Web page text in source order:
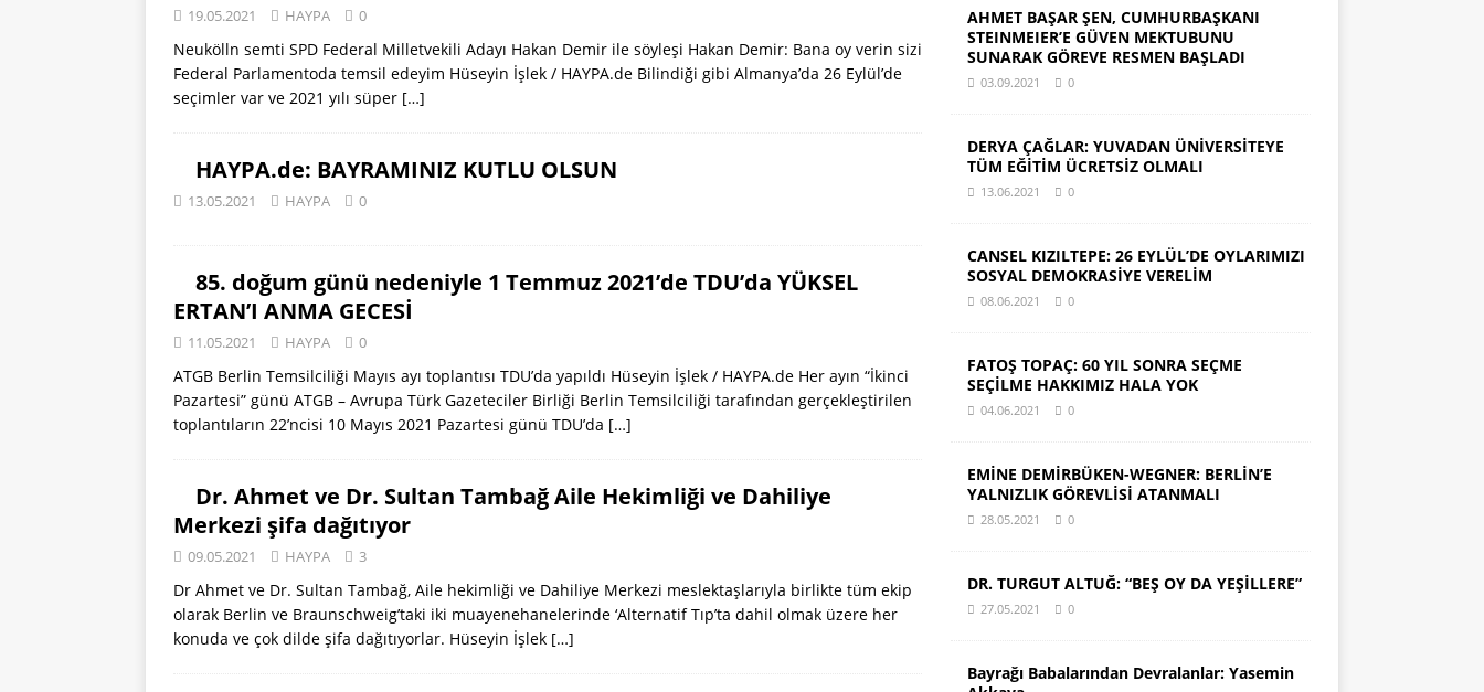
19.05.2021 HAYPA 0
Neukölln semti SPD Federal Milletvekili Adayı Hakan Demir ile söyleşi Hakan Demir: Bana oy verin sizi
Federal Parlamentoda temsil edeyim Hüseyin İşlek / HAYPA.de Bilindiği gibi Almanya’da 26 Eylül’de
seçimler var ve 2021 yılı süper […]
HAYPA.de: BAYRAMINIZ KUTLU OLSUN
13.05.2021 HAYPA 0
85. doğum günü nedeniyle 1 Temmuz 2021’de TDU’da YÜKSEL
ERTAN’I ANMA GECESİ
11.05.2021 HAYPA 0
ATGB Berlin Temsilciliği Mayıs ayı toplantısı TDU’da yapıldı Hüseyin İşlek / HAYPA.de Her ayın “İkinci
Pazartesi” günü ATGB – Avrupa Türk Gazeteciler Birliği Berlin Temsilciliği tarafından gerçekleştirilen
toplantıların 22’ncisi 10 Mayıs 2021 Pazartesi günü TDU’da […]
Dr. Ahmet ve Dr. Sultan Tambağ Aile Hekimliği ve Dahiliye
Merkezi şifa dağıtıyor
09.05.2021 HAYPA 3
Dr Ahmet ve Dr. Sultan Tambağ, Aile hekimliği ve Dahiliye Merkezi meslektaşlarıyla birlikte tüm ekip
olarak Berlin ve Braunschweig’taki iki muayenehanelerinde ‘Alternatif Tıp’ta dahil olmak üzere her
konuda ve çok dilde şifa dağıtıyorlar. Hüseyin İşlek […]
AHMET BAŞAR ŞEN, CUMHURBAŞKANI
STEINMEIER’E GÜVEN MEKTUBUNU
SUNARAK GÖREVE RESMEN BAŞLADI
03.09.2021 0
DERYA ÇAĞLAR: YUVADAN ÜNİVERSİTEYE
TÜM EĞİTİM ÜCRETSİZ OLMALI
13.06.2021 0
CANSEL KIZILTEPE: 26 EYLÜL’DE OYLARIMIZI
SOSYAL DEMOKRASİYE VERELİM
08.06.2021 0
FATOŞ TOPAÇ: 60 YIL SONRA SEÇME
SEÇİLME HAKKIMIZ HALA YOK
04.06.2021 0
EMİNE DEMİRBÜKEN-WEGNER: BERLİN’E
YALNIZLIK GÖREVLİSİ ATANMALI
28.05.2021 0
DR. TURGUT ALTUĞ: “BEŞ OY DA YEŞİLLERE”
27.05.2021 0
Bayrağı Babalarından Devralanlar: Yasemin